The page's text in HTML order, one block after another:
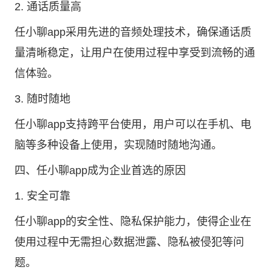
2. 通话质量高
任小聊app采用先进的音频处理技术，确保通话质
量清晰稳定，让用户在使用过程中享受到流畅的通
信体验。
3. 随时随地
任小聊app支持跨平台使用，用户可以在手机、电
脑等多种设备上使用，实现随时随地沟通。
四、任小聊app成为企业首选的原因
1. 安全可靠
任小聊app的安全性、隐私保护能力，使得企业在
使用过程中无需担心数据泄露、隐私被侵犯等问
题。